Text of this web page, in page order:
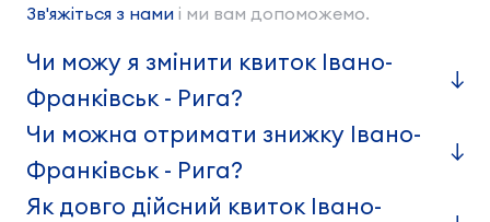
Зв'яжіться з нами і ми вам допоможемо.
Чи можу я змінити квиток Івано-
Франківськ - Рига?
Чи можна отримати знижку Івано-
Франківськ - Рига?
Як довго дійсний квиток Івано-